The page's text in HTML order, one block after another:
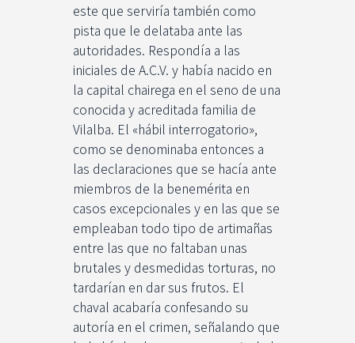
este que serviría también como
pista que le delataba ante las
autoridades. Respondía a las
iniciales de A.C.V. y había nacido en
la capital chairega en el seno de una
conocida y acreditada familia de
Vilalba. El «hábil interrogatorio»,
como se denominaba entonces a
las declaraciones que se hacía ante
miembros de la benemérita en
casos excepcionales y en las que se
empleaban todo tipo de artimañas
entre las que no faltaban unas
brutales y desmedidas torturas, no
tardarían en dar sus frutos. El
chaval acabaría confesando su
autoría en el crimen, señalando que